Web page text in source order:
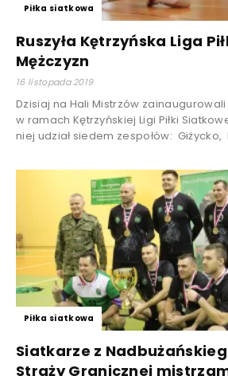
Piłka siatkowa
Ruszyła Kętrzyńska Liga
Mężczyzn
16 listopada 2019
Dzisiaj na Hali Mistrzów
w ramach Kętrzyńskiej Ligi Piłki
niej udział siedem zespołów: Giżycko,
Piłka siatkowa
Siatkarze z
Straży Granicznej